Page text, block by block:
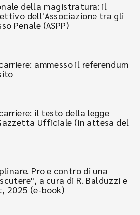
della magistratura: il
dell'Associazione tra gli
Penale (ASPP)
ammesso il referendum
il testo della legge
Ufficiale (in attesa del
Pro e contro di una
a cura di R. Balduzzi e
2025 (e-book)